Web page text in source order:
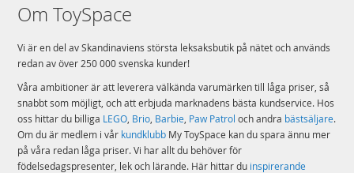
Om ToySpace
Vi är en del av Skandinaviens största leksaksbutik på nätet och används
redan av över 250 000 svenska kunder!
Våra ambitioner är att leverera välkända varumärken till låga priser, så
snabbt som möjligt, och att erbjuda marknadens bästa kundservice. Hos
oss hittar du billiga LEGO Brio Barbie Paw Patrol och andra bästsäljare.
Om du är medlem i vår kundklubb My ToySpace kan du spara ännu mer
på våra redan låga priser. Vi har allt du behöver för
födelsedagspresenter, lek och lärande. Här hittar du inspirerande